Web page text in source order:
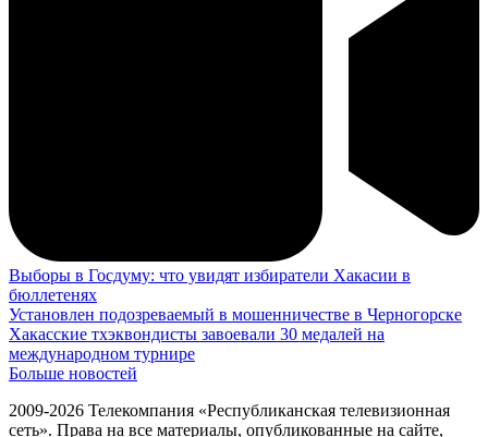
Выборы в Госдуму: что увидят избиратели Хакасии в
бюллетенях
Установлен подозреваемый в мошенничестве в Черногорске
Хакасские тхэквондисты завоевали 30 медалей на
международном турнире
Больше новостей
2009-2026 Телекомпания «Республиканская телевизионная
сеть». Права на все материалы, опубликованные на сайте,